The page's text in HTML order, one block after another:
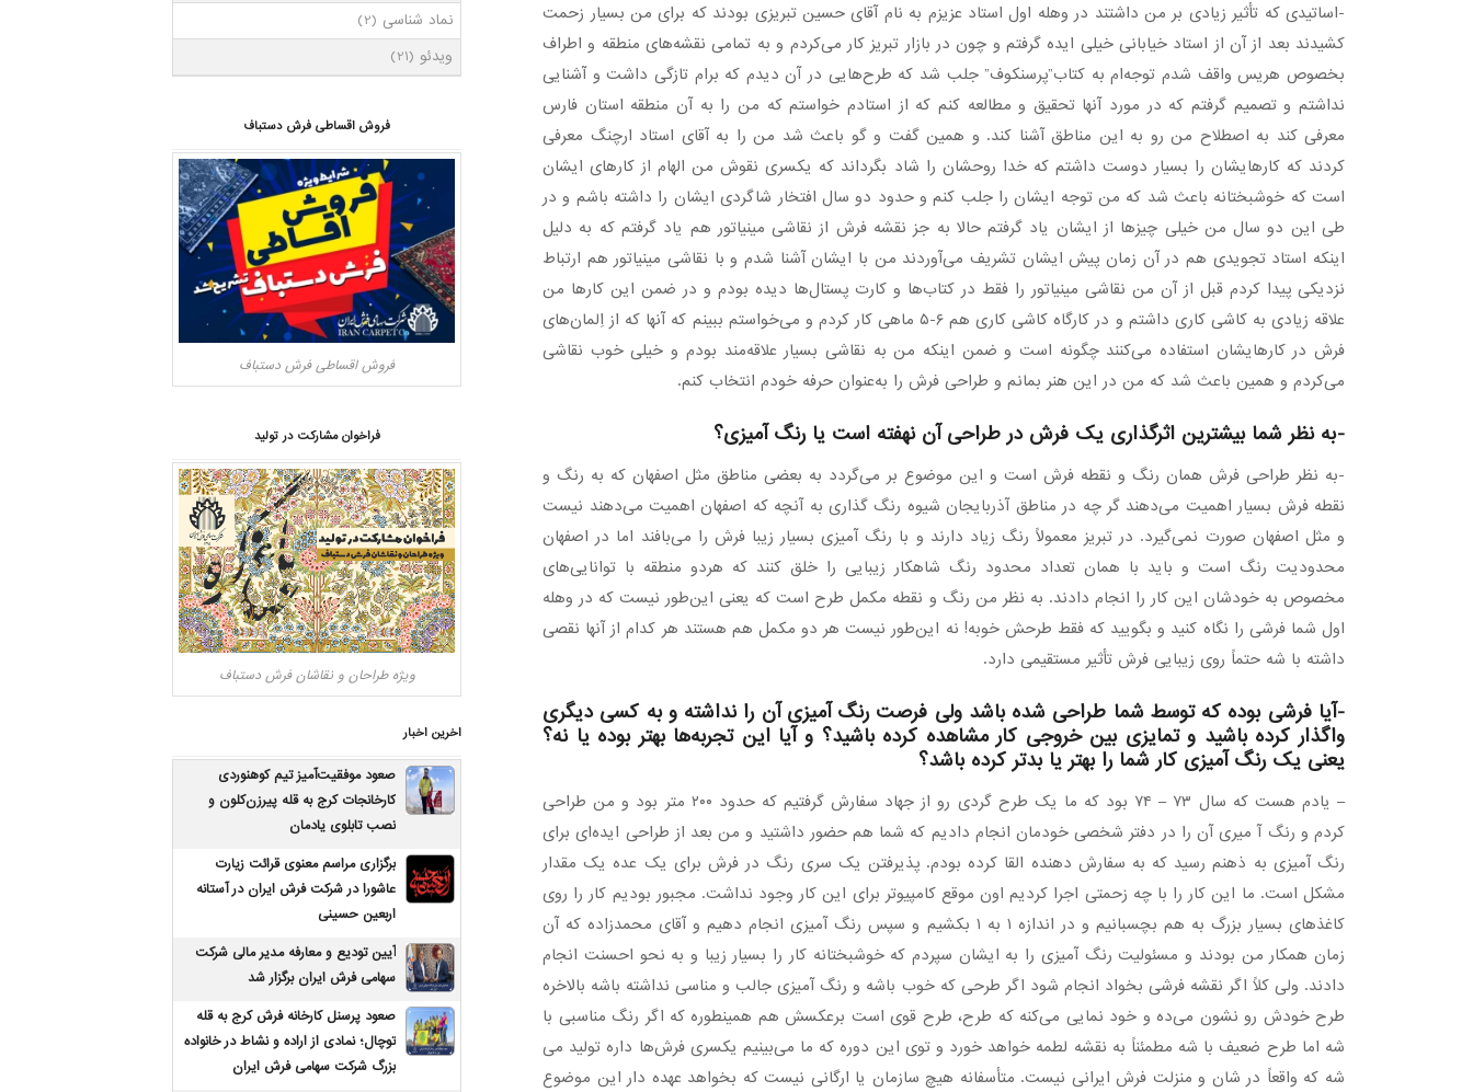
-اساتیدی که تأثیر زیادی بر من داشتند در وهله اول استاد عزیزم به نام آقای حسین تبریزی بودند که برای من بسیار زحمت
کشیدند بعد از آن از استاد خیابانی خیلی ایده گرفتم و چون در بازار تبریز کار می‌کردم و به تمامی نقشه‌های منطقه و اطراف
بخصوص هریس واقف شدم توجه‌ام به کتاب”پرسنکوف” جلب شد که طرح‌هایی در آن دیدم که برام تازگی داشت و آشنایی
نداشتم و تصمیم گرفتم که در مورد آنها تحقیق و مطالعه کنم که از استادم خواستم که من را به آن منطقه استان فارس
معرفی کند به اصطلاح من رو به این مناطق آشنا کند. و همین گفت و گو باعث شد من را به آقای استاد ارچنگ معرفی
کردند که کارهایشان را بسیار دوست داشتم که خدا روحشان را شاد بگرداند که یکسری نقوش من الهام از کارهای ایشان
است که خوشبختانه باعث شد که من توجه ایشان را جلب کنم و حدود دو سال افتخار شاگردی ایشان را داشته باشم و در
طی این دو سال من خیلی چیزها از ایشان یاد گرفتم حالا به‌ جز نقشه فرش از نقاشی مینیاتور هم یاد گرفتم که به دلیل
اینکه استاد تجویدی هم در آن زمان پیش ایشان تشریف می‌آوردند من با ایشان آشنا شدم و با نقاشی مینیاتور هم ارتباط
نزدیکی پیدا کردم قبل از آن من نقاشی مینیاتور را فقط در کتاب‌ها و کارت پستال‌ها دیده بودم و در ضمن این کارها من
علاقه زیادی به کاشی کاری داشتم و در کارگاه کاشی کاری هم ۶-۵ ماهی کار کردم و می‌خواستم ببینم که آنها که از اِلمان‌های
فرش در کارهایشان استفاده می‌کنند چگونه است و ضمن اینکه من به نقاشی بسیار علاقه‌مند بودم و خیلی خوب نقاشی
می‌کردم و همین باعث شد که من در این هنر بمانم و طراحی فرش را به‌عنوان حرفه خودم انتخاب کنم.
-به نظر شما بیشترین اثرگذاری یک فرش در طراحی آن نهفته است یا رنگ آمیزی؟
-به نظر طراحی فرش همان رنگ و نقطه فرش است و این موضوع بر می‌گردد به بعضی مناطق مثل اصفهان که به رنگ و
نقطه فرش بسیار اهمیت می‌دهند گر چه در مناطق آذربایجان شیوه رنگ گذاری به آنچه که اصفهان اهمیت می‌دهند نیست
و مثل اصفهان صورت نمی‌گیرد. در تبریز معمولاً رنگ زیاد دارند و با رنگ آمیزی بسیار زیبا فرش را می‌بافند اما در اصفهان
محدودیت رنگ است و باید با همان تعداد محدود رنگ شاهکار زیبایی را خلق کنند که هردو منطقه با توانایی‌های
مخصوص به خودشان این کار را انجام دادند. به نظر من رنگ و نقطه مکمل طرح است که یعنی این‌طور نیست که در وهله
اول شما فرشی را نگاه کنید و بگویید که فقط طرحش خوبه! نه این‌طور نیست هر دو مکمل هم هستند هر کدام از آنها نقصی
داشته با شه حتماً روی زیبایی فرش تأثیر مستقیمی دارد.
-آیا فرشی بوده که توسط شما طراحی شده باشد ولی فرصت رنگ آمیزی آن را نداشته و به کسی دیگری
واگذار کرده باشید و تمایزی بین خروجی کار مشاهده کرده باشید؟ و آیا این تجربه‌ها بهتر بوده یا نه؟
یعنی یک رنگ آمیزی کار شما را بهتر یا بدتر کرده باشد؟
– یادم هست که سال ۷۳ – ۷۴ بود که ما یک طرح گردی رو از جهاد سفارش گرفتیم که حدود ۲۰۰ متر بود و من طراحی
کردم و رنگ آ میری آن را در دفتر شخصی خودمان انجام دادیم که شما هم حضور داشتید و من بعد از طراحی ایده‌ای برای
رنگ آمیزی به ذهنم رسید که به سفارش دهنده القا کرده بودم. پذیرفتن یک سری رنگ در فرش برای یک عده یک مقدار
مشکل است. ما این کار را با چه زحمتی اجرا کردیم اون موقع کامپیوتر برای این کار وجود نداشت. مجبور بودیم کار را روی
کاغذهای بسیار بزرگ به هم بچسبانیم و در اندازه ۱ به ۱ بکشیم و سپس رنگ آمیزی انجام دهیم و آقای محمدزاده که آن
زمان همکار من بودند و مسئولیت رنگ آمیزی را به ایشان سپردم که خوشبختانه کار را بسیار زیبا و به نحو احسنت انجام
دادند. ولی کلاً اگر نقشه فرشی بخواد انجام شود اگر طرحی که خوب باشه و رنگ آمیزی جالب و مناسی نداشته باشه بالاخره
طرح خودش رو نشون می‌ده و خود نمایی می‌کنه که طرح، طرح قوی است برعکسش هم همینطوره که اگر رنگ مناسبی با
شه اما طرح ضعیف با شه مطمئناً به نقشه لطمه خواهد خورد و توی این دوره که ما می‌بینیم یکسری فرش‌ها داره تولید می
شه که واقعاً در شان و منزلت فرش ایرانی نیست. متأسفانه هیچ سازمان یا ارگانی نیست که بخواهد عهده دار این موضوع
نماد شناسی (2)
ویدئو (21)
فروش اقساطی فرش دستباف
فروش اقساطی فرش دستباف
فراخوان مشارکت در تولید
ویژه طراحان و نقاشان فرش دستباف
اخرین اخبار
صعود موفقیت‌آمیز تیم کوهنوردی
کارخانجات کرج به قله پیرزن‌کلون و
نصب تابلوی یادمان
برگزاری مراسم معنوی قرائت زیارت
عاشورا در شرکت فرش ایران در آستانه
اربعین حسینی
آیین تودیع و معارفه مدیر مالی شرکت
سهامی فرش ایران برگزار شد
صعود پرسنل کارخانه فرش کرج به قله
توچال؛ نمادی از اراده و نشاط در خانواده
بزرگ شرکت سهامی فرش ایران